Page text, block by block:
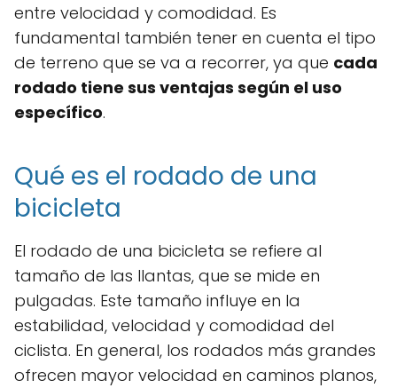
entre velocidad y comodidad. Es
fundamental también tener en cuenta el tipo
de terreno que se va a recorrer, ya que cada
rodado tiene sus ventajas según el uso
específico.
Qué es el rodado de una
bicicleta
El rodado de una bicicleta se refiere al
tamaño de las llantas, que se mide en
pulgadas. Este tamaño influye en la
estabilidad, velocidad y comodidad del
ciclista. En general, los rodados más grandes
ofrecen mayor velocidad en caminos planos,